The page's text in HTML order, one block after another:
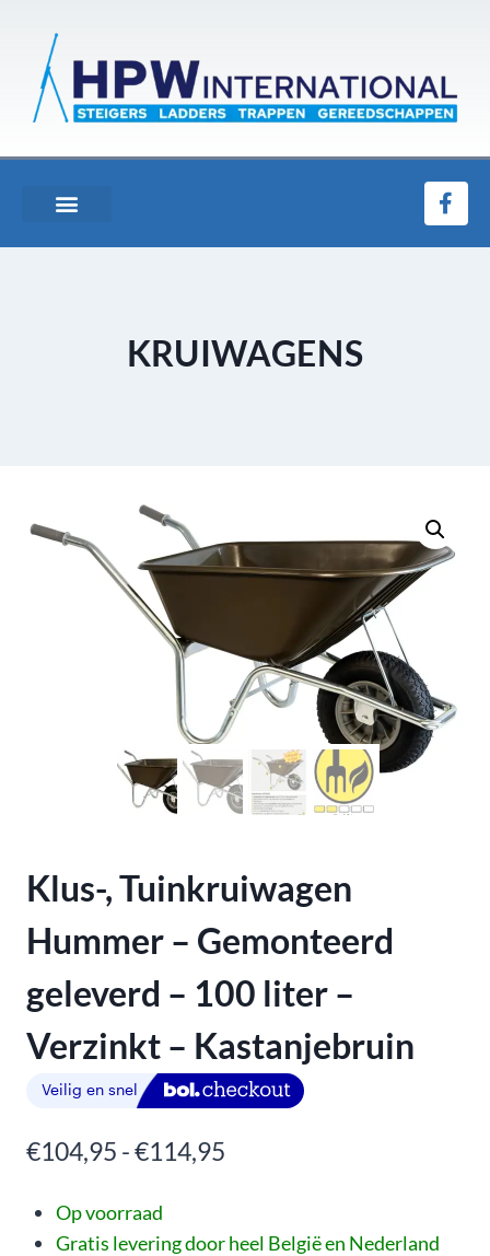
KRUIWAGENS
Klus-, Tuinkruiwagen
Hummer – Gemonteerd
geleverd – 100 liter –
Verzinkt – Kastanjebruin
€104,95 -€114,95
Op voorraad
Gratis levering door heel België en Nederland